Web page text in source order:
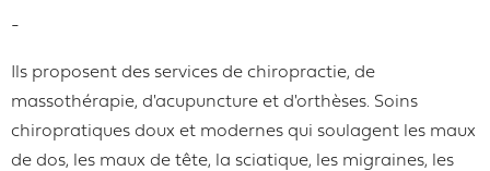
-
Ils proposent des services de chiropractie, de
massothérapie, d'acupuncture et d'orthèses. Soins
chiropratiques doux et modernes qui soulagent les maux
de dos, les maux de tête, la sciatique, les migraines, les